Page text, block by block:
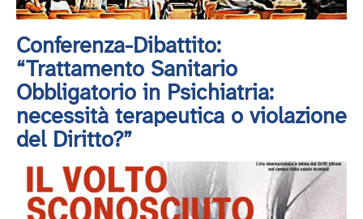
Conferenza-Dibattito:
“Trattamento Sanitario
Obbligatorio in Psichiatria:
necessità terapeutica o violazione
del Diritto?”